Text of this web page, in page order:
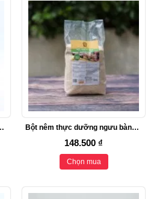
bàng (300g) Bột nêm thực dưỡng ngưu bàng (550g)
148.500 ₫
Chọn mua